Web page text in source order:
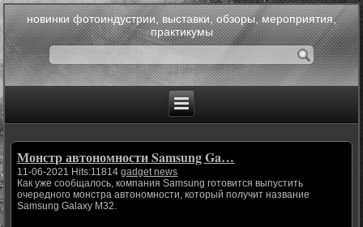
новинки фотоиндустрии, выставки, обзоры, мероприятия,
практикумы
Монстр автономности Samsung Ga…
11-06-2021 Hits:11814gadget news
Как уже сообщалось, компания Samsung готовится выпустить
очередного монстра автономности, который получит название
Samsung Galaxy M32.